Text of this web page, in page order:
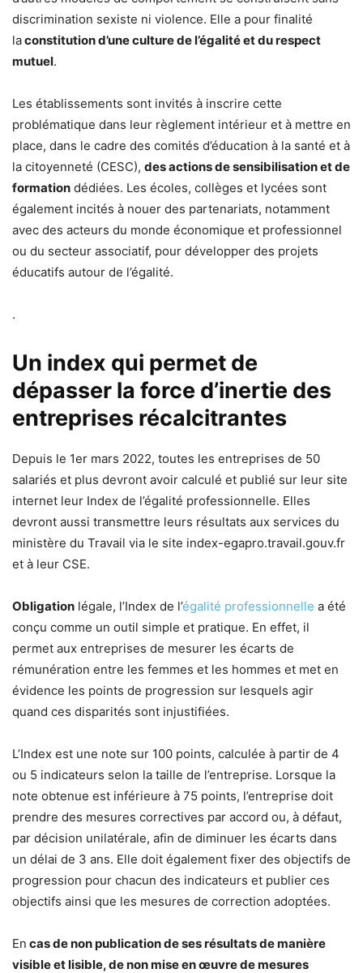
discrimination sexiste ni violence. Elle a pour finalité
laconstitution d’une culture de l’égalité et du respect
mutuel.
Les établissements sont invités à inscrire cette
problématique dans leur règlement intérieur et à mettre en
place, dans le cadre des comités d’éducation à la santé et à
la citoyenneté (CESC), des actions de sensibilisation et de
formation dédiées. Les écoles, collèges et lycées sont
également incités à nouer des partenariats, notamment
avec des acteurs du monde économique et professionnel
ou du secteur associatif, pour développer des projets
éducatifs autour de l’égalité.
.
Un index qui permet de
dépasser la force d’inertie des
entreprises récalcitrantes
Depuis le 1er mars 2022, toutes les entreprises de 50
salariés et plus devront avoir calculé et publié sur leur site
internet leur Index de l’égalité professionnelle. Elles
devront aussi transmettre leurs résultats aux services du
ministère du Travail via le site index-egapro.travail.gouv.fr
et à leur CSE.
Obligation légale, l’Index de l’égalité professionnelle a été
conçu comme un outil simple et pratique. En effet, il
permet aux entreprises de mesurer les écarts de
rémunération entre les femmes et les hommes et met en
évidence les points de progression sur lesquels agir
quand ces disparités sont injustifiées.
L’Index est une note sur 100 points, calculée à partir de 4
ou 5 indicateurs selon la taille de l’entreprise. Lorsque la
note obtenue est inférieure à 75 points, l’entreprise doit
prendre des mesures correctives par accord ou, à défaut,
par décision unilatérale, afin de diminuer les écarts dans
un délai de 3 ans. Elle doit également fixer des objectifs de
progression pour chacun des indicateurs et publier ces
objectifs ainsi que les mesures de correction adoptées.
En cas de non publication de ses résultats de manière
visible et lisible, de non mise en œuvre de mesures